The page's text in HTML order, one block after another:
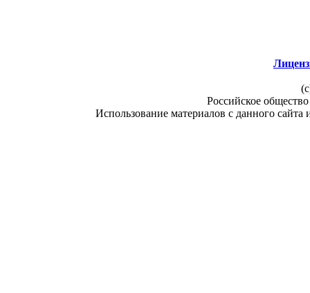
Российское
Использование материалов с данного